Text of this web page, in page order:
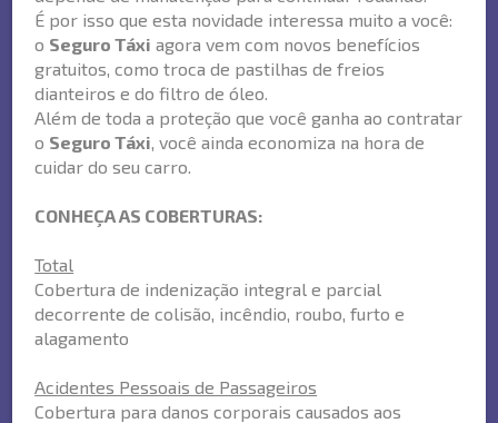
É por isso que esta novidade interessa muito a você:
o Seguro Táxi agora vem com novos benefícios
gratuitos, como troca de pastilhas de freios
dianteiros e do filtro de óleo.
Além de toda a proteção que você ganha ao contratar
o Seguro Táxi, você ainda economiza na hora de
cuidar do seu carro.
CONHEÇA AS COBERTURAS:
Total
Cobertura de indenização integral e parcial
decorrente de colisão, incêndio, roubo, furto e
alagamento
Acidentes Pessoais de Passageiros
Cobertura para danos corporais causados aos